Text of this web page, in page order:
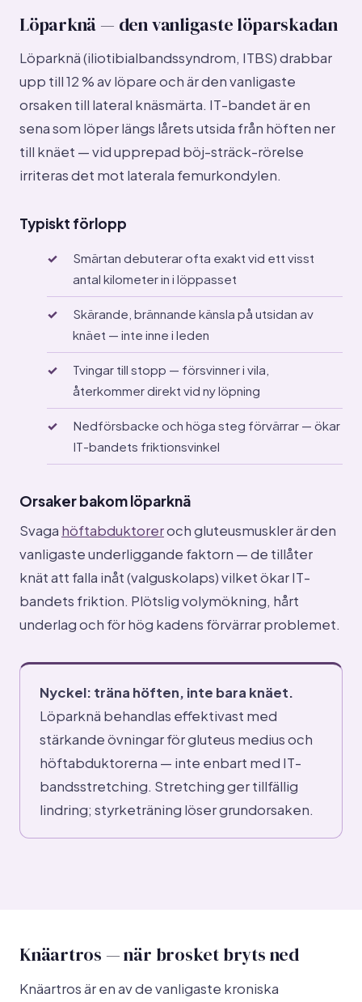
Löparknä — den vanligaste löparskadan
Löparknä (iliotibialbandssyndrom, ITBS) drabbar
upp till 12 % av löpare och är den vanligaste
orsaken till lateral knäsmärta. IT-bandet är en
sena som löper längs lårets utsida från höften ner
till knäet — vid upprepad böj-sträck-rörelse
irriteras det mot laterala femurkondylen.
Typiskt förlopp
Smärtan debuterar ofta exakt vid ett visst
antal kilometer in i löppasset
Skärande, brännande känsla på utsidan av
knäet — inte inne i leden
Tvingar till stopp — försvinner i vila,
återkommer direkt vid ny löpning
Nedförsbacke och höga steg förvärrar — ökar
IT-bandets friktionsvinkel
Orsaker bakom löparknä
Svaga höftabduktoreroch gluteusmuskler är den
vanligaste underliggande faktorn — de tillåter
knät att falla inåt (valguskolaps) vilket ökar IT-
bandets friktion. Plötslig volymökning, hårt
underlag och för hög kadens förvärrar problemet.
Nyckel: träna höften, inte bara knäet.
Löparknä behandlas effektivast med
stärkande övningar för gluteus medius och
höftabduktorerna — inte enbart med IT-
bandsstretching. Stretching ger tillfällig
lindring; styrketräning löser grundorsaken.
Knäartros — när brosket bryts ned
Knäartros är en av de vanligaste kroniska